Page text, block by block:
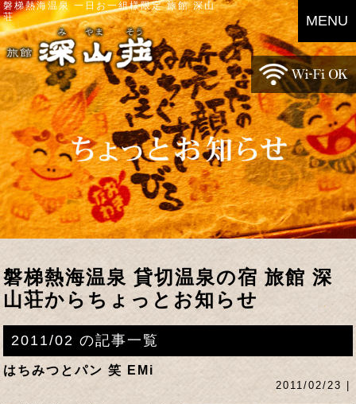
磐梯熱海温泉 一日お一組様限定 旅館 深山
荘
磐梯熱海温泉 貸切温泉の宿 旅館 深
山荘からちょっとお知らせ
2011/02 の記事一覧
はちみつとパン 笑 EMi
2011/02/23 |
MENU